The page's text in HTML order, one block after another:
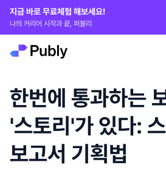
지금 바로 무료체험 해보세요!
나의 커리어 시작과 끝, 퍼블리
한번에 통과하는
'스토리'가 있다:
보고서 기획법